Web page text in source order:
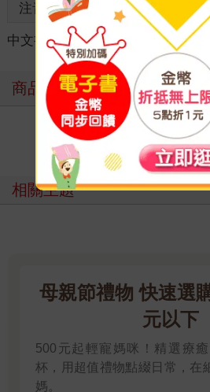
注音 級
中文書 ＞ 生活風格 休閒/嗜好
商品評價
寫評價
相關主題
母親節禮物 快速選
元以下
500元起輕寵媽咪！精選療
杯，用超值禮物點綴日常，在
媽。